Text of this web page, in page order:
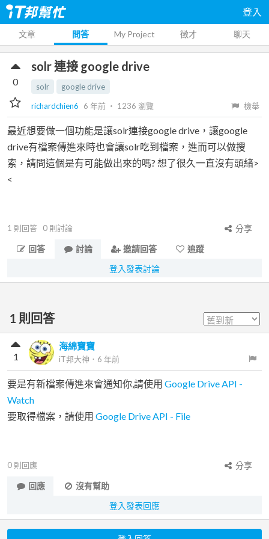
登入
文章 問答 My Project 徵才 聊天
solr 連接 google drive
solr
google drive
richardchien6
6 年前 ‧ 1236 瀏覽 檢舉
0
最近想要做一個功能是讓solr連接google drive，讓google
drive有檔案傳進來時也會讓solr吃到檔案，進而可以做搜
索，請問這個是有可能做出來的嗎? 想了很久一直沒有頭緒>
<
1 則回答 0 則討論
分享
回答
討論 邀請回答
追蹤
登入發表討論
1 則回答
海綿寶寶
iT邦大神 ． 6 年前
1
要是有新檔案傳進來會通知你,請使用 Google Drive API -
Watch
要取得檔案，請使用 Google Drive API - File
0 則回應
分享
回應
沒有幫助
登入發表回應